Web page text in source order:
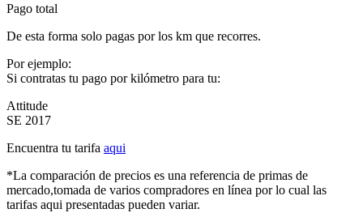
Pago total
De esta forma solo pagas por los km que recorres.
Por ejemplo:
Si contratas tu pago por kilómetro para tu:
Attitude
SE 2017
Encuentra tu tarifa aqui
*La comparación de precios es una referencia de primas de
mercado,tomada de varios compradores en línea por lo cual las
tarifas aqui presentadas pueden variar.